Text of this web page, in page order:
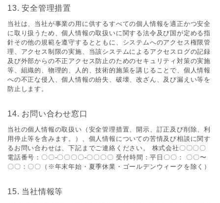
13. 安全管理措置
当社は、当社が事業の⽤に供するすべての個⼈情報を適正かつ安全
に取り扱うため、個⼈情報の取扱いに関する法令及び国が定める指
針その他の規範を遵守するとともに、システムへのアクセス権限管
理、アクセス制限の実施、当該システムによるアクセスログの記録
及び外部からの不正アクセス防⽌のためのセキュリティ対策の実施
等、組織的、物理的、⼈的、技術的施策を講じることで、個⼈情報
への不正な侵⼊、個⼈情報の紛失、破壊、改ざん、及び漏えい等を
防⽌します。
14. お問い合わせ窓⼝
当社の個⼈情報の取扱い（安全管理措置、開⽰、訂正及び削除、利
⽤停⽌等を含みます。）、個⼈情報についての苦情及び相談に関す
るお問い合わせは、下記までご連絡ください。 株式会社〇〇〇〇
電話番号：〇〇-〇〇〇〇-〇〇〇〇 受付時間：平⽇〇〇： 〇〇〜
〇〇：〇〇（※年末年始・夏季休業・ゴールデンウィークを除く）
15. 当社情報等